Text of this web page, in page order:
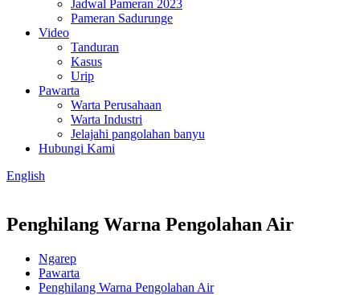
Jadwal Pameran 2023
Pameran Sadurunge
Video
Tanduran
Kasus
Urip
Pawarta
Warta Perusahaan
Warta Industri
Jelajahi pangolahan banyu
Hubungi Kami
English
Penghilang Warna Pengolahan Air
Ngarep
Pawarta
Penghilang Warna Pengolahan Air